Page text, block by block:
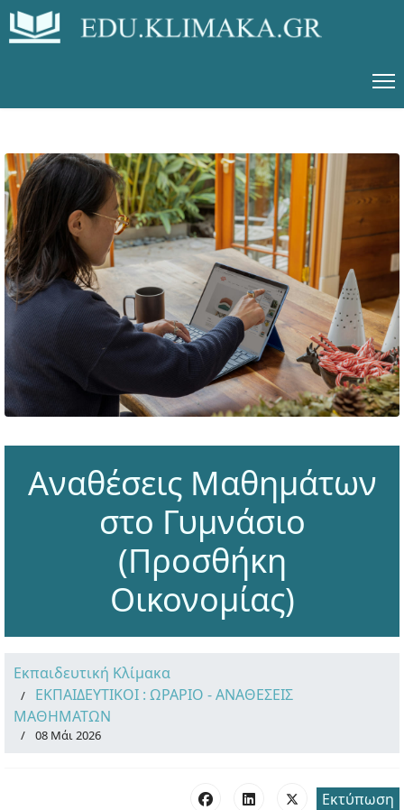
Αναθέσεις Μαθημάτων
στο Γυμνάσιο
(Προσθήκη
Οικονομίας)
Εκπαιδευτική Κλίμακα
ΕΚΠΑΙΔΕΥΤΙΚΟΙ : ΩΡΑΡΙΟ - ΑΝΑΘΕΣΕΙΣ
ΜΑΘΗΜΑΤΩΝ
08 Μάι 2026
Εκτύπωση